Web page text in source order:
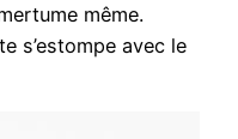
même.
s’estompe avec le